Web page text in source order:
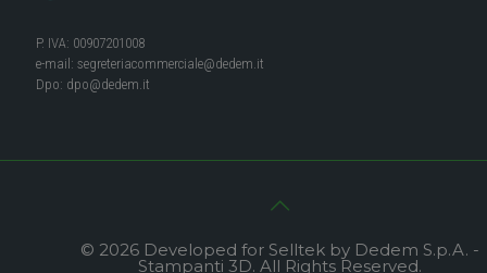
P. IVA: 00907201008
e-mail: segreteriacommerciale@dedem.it
Dpo: dpo@dedem.it
© 2026 Developed for Selltek by Dedem S.p.A. -
Stampanti 3D. All Rights Reserved.